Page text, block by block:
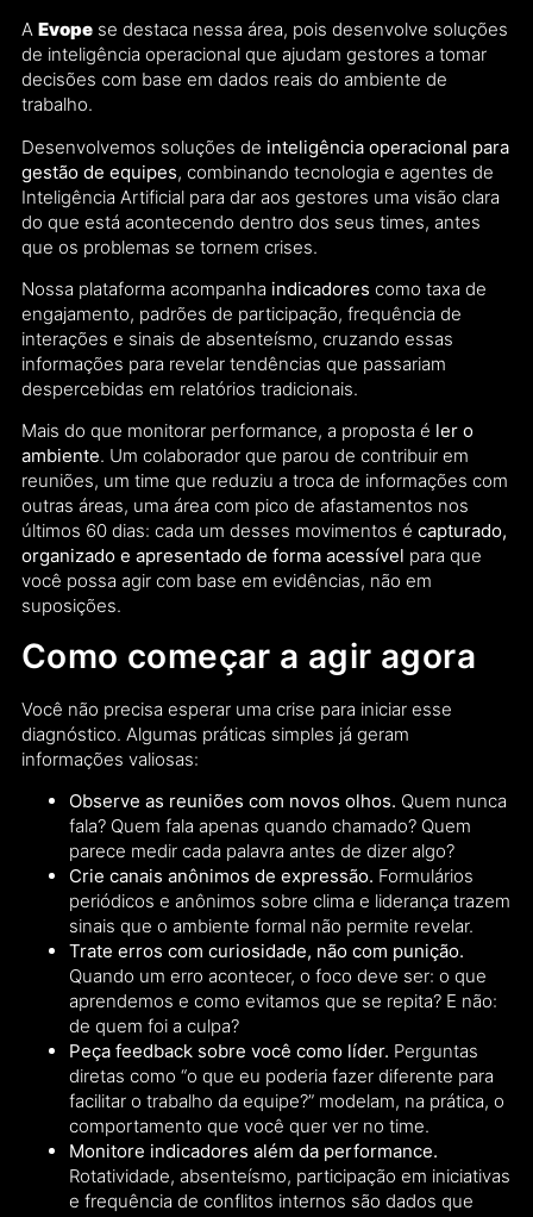
A Evope se destaca nessa área, pois desenvolve soluções
de inteligência operacional que ajudam gestores a tomar
decisões com base em dados reais do ambiente de
trabalho.
Desenvolvemos soluções de inteligência operacional para
gestão de equipes, combinando tecnologia e agentes de
Inteligência Artificial para dar aos gestores uma visão clara
do que está acontecendo dentro dos seus times, antes
que os problemas se tornem crises.
Nossa plataforma acompanha indicadores como taxa de
engajamento, padrões de participação, frequência de
interações e sinais de absenteísmo, cruzando essas
informações para revelar tendências que passariam
despercebidas em relatórios tradicionais.
Mais do que monitorar performance, a proposta é ler o
ambiente. Um colaborador que parou de contribuir em
reuniões, um time que reduziu a troca de informações com
outras áreas, uma área com pico de afastamentos nos
últimos 60 dias: cada um desses movimentos é capturado,
organizado e apresentado de forma acessível para que
você possa agir com base em evidências, não em
suposições.
Como começar a agir agora
Você não precisa esperar uma crise para iniciar esse
diagnóstico. Algumas práticas simples já geram
informações valiosas:
Observe as reuniões com novos olhos. Quem nunca
fala? Quem fala apenas quando chamado? Quem
parece medir cada palavra antes de dizer algo?
Crie canais anônimos de expressão. Formulários
periódicos e anônimos sobre clima e liderança trazem
sinais que o ambiente formal não permite revelar.
Trate erros com curiosidade, não com punição.
Quando um erro acontecer, o foco deve ser: o que
aprendemos e como evitamos que se repita? E não:
de quem foi a culpa?
Peça feedback sobre você como líder. Perguntas
diretas como “o que eu poderia fazer diferente para
facilitar o trabalho da equipe?” modelam, na prática, o
comportamento que você quer ver no time.
Monitore indicadores além da performance.
Rotatividade, absenteísmo, participação em iniciativas
e frequência de conflitos internos são dados que